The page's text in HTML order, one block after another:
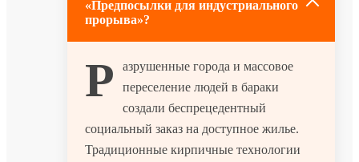
«Предпосылки для индустриального
прорыва»?
Р
азрушенные города и массовое
переселение людей в бараки
создали беспрецедентный
социальный заказ на доступное жилье.
Традиционные кирпичные технологии